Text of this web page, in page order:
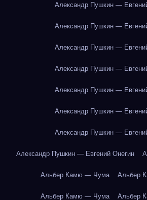
Александр Пушкин —
Александр Пушкин —
Александр Пушкин —
Александр Пушкин —
Александр Пушкин —
Александр Пушкин —
Александр Пушкин —
Александр Пушкин — Евгений Онегин
Альбер Камю — Чума Альбер
Альбер Камю — Чума Альбер